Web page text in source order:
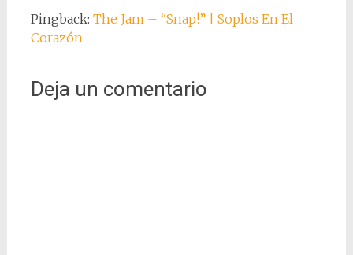
Pingback: The Jam – “Snap!” | Soplos En El
Corazón
Deja un comentario